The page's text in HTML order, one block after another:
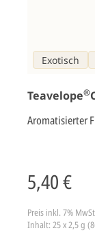
Exotisch
Teavelope®
Aromatisierter
5,40 €
Preis inkl. 7%
Inhalt: 25 x 2,5 g